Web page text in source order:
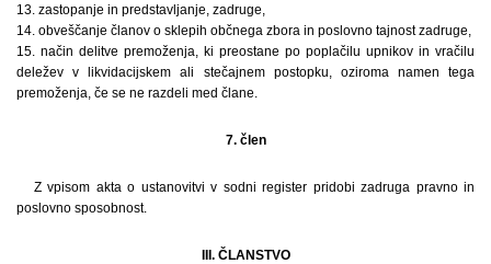
13. zastopanje in predstavljanje, zadruge,
14. obveščanje članov o sklepih občnega zbora in poslovno tajnost zadruge,
15. način delitve premoženja, ki preostane po poplačilu upnikov in vračilu
deležev v likvidacijskem ali stečajnem postopku, oziroma namen tega
premoženja, če se ne razdeli med člane.
7. člen
Z vpisom akta o ustanovitvi v sodni register pridobi zadruga pravno in
poslovno sposobnost.
III. ČLANSTVO